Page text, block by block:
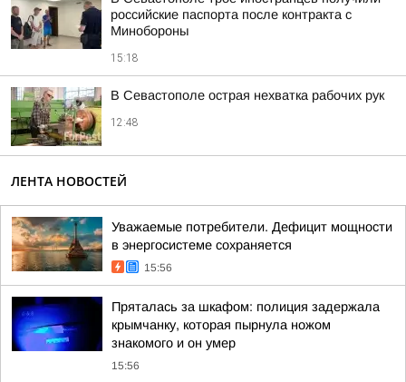
российские паспорта после контракта с
Минобороны
15:18
В Севастополе острая нехватка рабочих рук
12:48
ЛЕНТА НОВОСТЕЙ
Уважаемые потребители. Дефицит мощности
в энергосистеме сохраняется
15:56
Пряталась за шкафом: полиция задержала
крымчанку, которая пырнула ножом
знакомого и он умер
15:56